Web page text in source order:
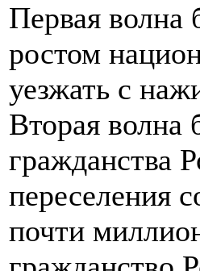
Первая волна
ростом
уезжать с
Вторая волна
гражданства
переселения
почти